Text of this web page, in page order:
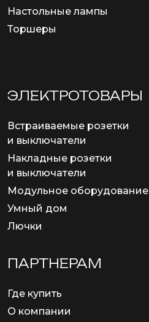
Настольные лампы
Торшеры
ЭЛЕКТРОТОВАРЫ
Встраиваемые розетки
и выключатели
Накладные розетки
и выключатели
Модульное оборудование
Умный дом
Лючки
ПАРТНЕРАМ
Где купить
О компании